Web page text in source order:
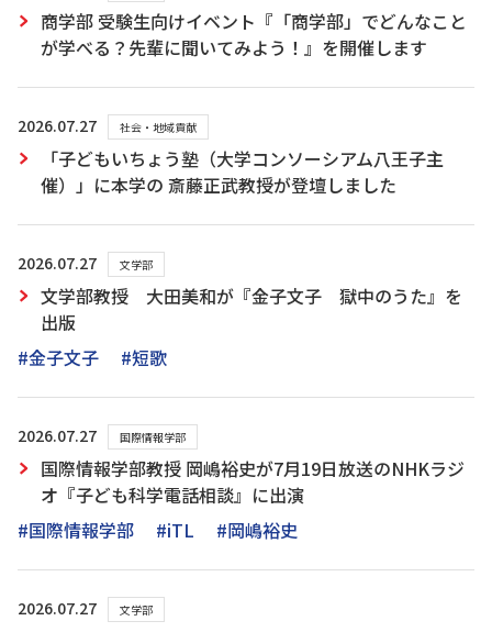
商学部 受験生向けイベント『「商学部」でどんなこと
が学べる？先輩に聞いてみよう！』を開催します
2026.07.27 社会・地域貢献
「子どもいちょう塾（大学コンソーシアム八王子主
催）」に本学の 斎藤正武教授が登壇しました
2026.07.27 文学部
文学部教授 大田美和が『金子文子 獄中のうた』を
出版
#金子文子
#短歌
2026.07.27 国際情報学部
国際情報学部教授 岡嶋裕史が7月19日放送のNHKラジ
オ『子ども科学電話相談』に出演
#国際情報学部
#iTL #岡嶋裕史
2026.07.27 文学部